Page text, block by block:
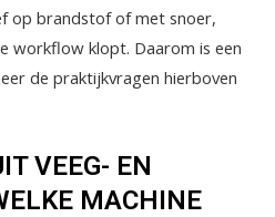
op brandstof of met snoer,
workflow klopt. Daarom is een
de praktijkvragen hierboven
VEEG- EN
MACHINE